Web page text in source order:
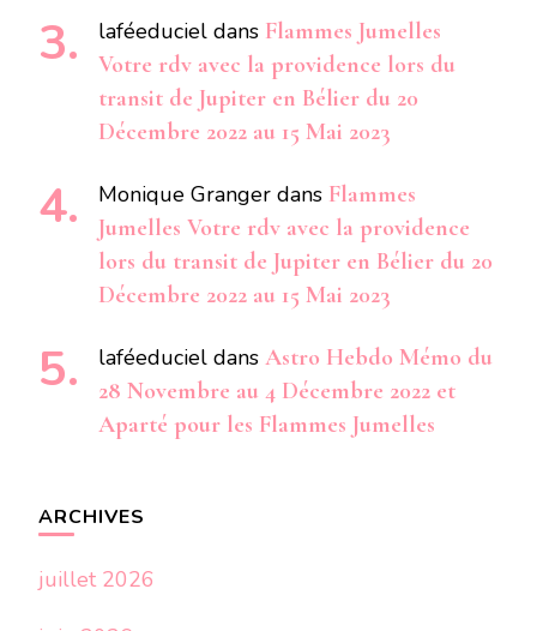
laféeduciel dans Flammes Jumelles
Votre rdv avec la providence lors du
transit de Jupiter en Bélier du 20
Décembre 2022 au 15 Mai 2023
Monique Granger dans Flammes
Jumelles Votre rdv avec la providence
lors du transit de Jupiter en Bélier du 20
Décembre 2022 au 15 Mai 2023
laféeduciel dans Astro Hebdo Mémo du
28 Novembre au 4 Décembre 2022 et
Aparté pour les Flammes Jumelles
ARCHIVES
juillet 2026